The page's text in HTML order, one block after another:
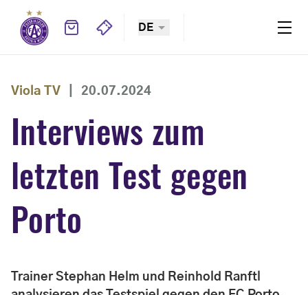
DE
Viola TV 20.07.2024
Interviews zum
letzten Test gegen
Porto
Trainer Stephan Helm und Reinhold Ranftl